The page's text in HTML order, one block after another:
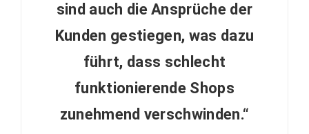
sind auch die Ansprüche der
Kunden gestiegen, was dazu
führt, dass schlecht
funktionierende Shops
zunehmend verschwinden.“